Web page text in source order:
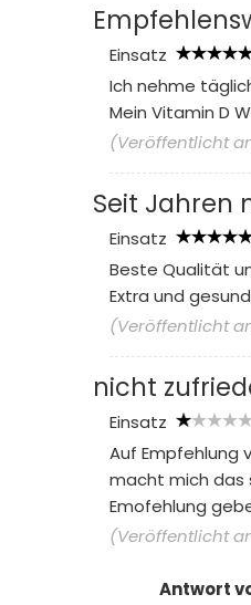
Einsatz
Ich nehme
Mein Vitamin D
(Veröffentlicht
Seit Jahren
Einsatz
Beste Qualität
Extra und
(Veröffentlicht
nicht
Einsatz
Auf Empfehlung
macht mich das
Emofehlung
(Veröffentlicht
Antwort